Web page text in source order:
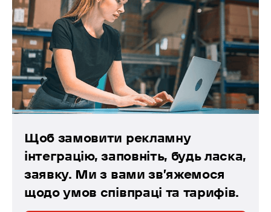
Щоб замовити рекламну
інтеграцію, заповніть, будь ласка,
заявку. Ми з вами зв’яжемося
щодо умов співпраці та тарифів.